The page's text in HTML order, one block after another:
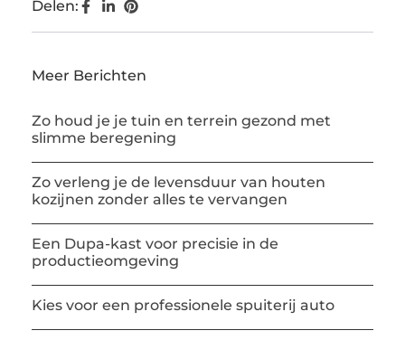
Delen:
Meer Berichten
Zo houd je je tuin en terrein gezond met
slimme beregening
Zo verleng je de levensduur van houten
kozijnen zonder alles te vervangen
Een Dupa-kast voor precisie in de
productieomgeving
Kies voor een professionele spuiterij auto